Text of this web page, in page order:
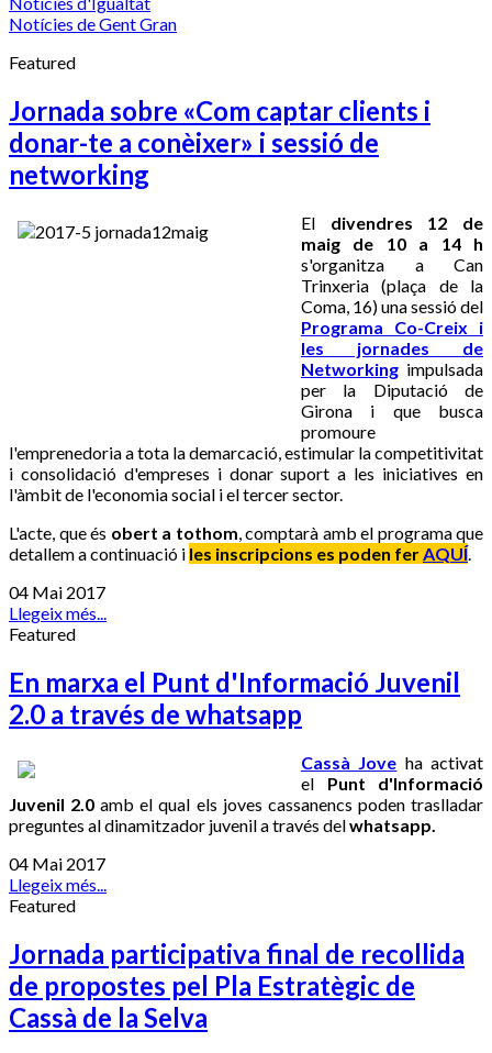
Notícies de Gent Gran
Featured
Jornada sobre «Com captar clients i
donar-te a conèixer» i sessió de
networking
El divendres 12 de
maig de 10 a 14 h
s'organitza a Can
Trinxeria (plaça de la
Coma, 16) una sessió del
Programa Co-Creix i
les jornades de
Networking impulsada
per la Diputació de
Girona i que busca
promoure
l'emprenedoria a tota la demarcació, estimular la competitivitat
i consolidació d'empreses i donar suport a les iniciatives en
l'àmbit de l'economia social i el tercer sector.
L'acte, que és obert a tothom, comptarà amb el programa que
detallem a continuació i les inscripcions es poden ferAQUÍ.
04 Mai 2017
Llegeix més...
Featured
En marxa el Punt d'Informació Juvenil
2.0 a través de whatsapp
Cassà Jove ha activat
el Punt d'Informació
Juvenil 2.0 amb el qual els joves cassanencs poden traslladar
preguntes al dinamitzador juvenil a través delwhatsapp.
04 Mai 2017
Llegeix més...
Featured
Jornada participativa final de recollida
de propostes pel Pla Estratègic de
Cassà de la Selva